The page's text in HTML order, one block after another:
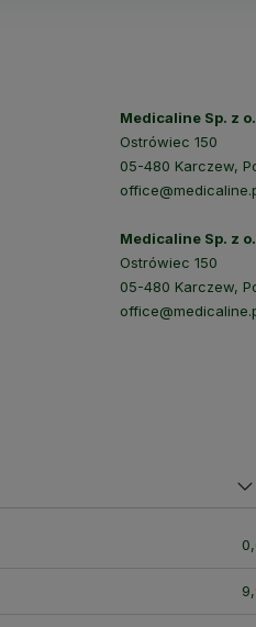
Medicaline Sp. z
Ostrówiec 150
05-480 Karczew,
Medicaline Sp. z
Ostrówiec 150
05-480 Karczew,